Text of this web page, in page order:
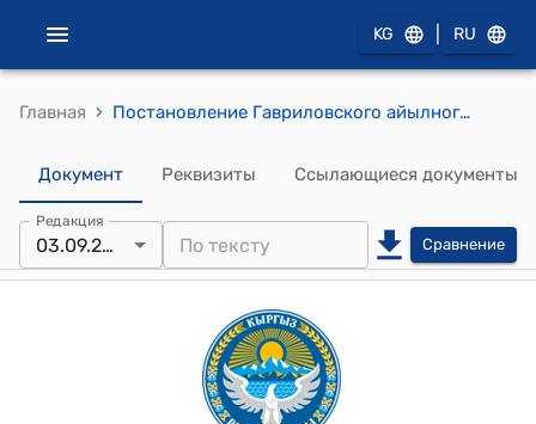
KG RU
Главная › Постановление Гавриловского айылного кенеша от 3-сентября 2021 года № 16 "Об изменении целевого назначения ИЖС"
Документ Реквизиты Ссылающиеся документы
Редакция
03.09.2021 Сравнение